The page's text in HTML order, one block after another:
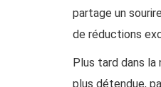
partage un
de réductions
Plus tard dans
plus détendue,